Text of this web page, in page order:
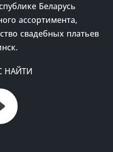
Беларусь
ассортимента,
свадебных платьев
НАЙТИ